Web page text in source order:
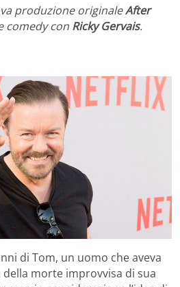
produzione originaleAfter
comedy con Ricky Gervais.
di Tom, un uomo che aveva
morte improvvisa di sua